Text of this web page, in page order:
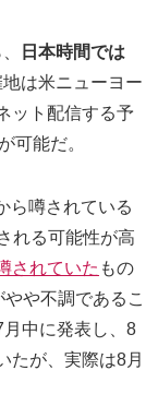
日本時間では
地は米ニューヨー
ット配信する予
可能だ。
ら噂されている
れる可能性が高
されていた もの
や不調であるこ
中に発表し、8
たが、実際は8月